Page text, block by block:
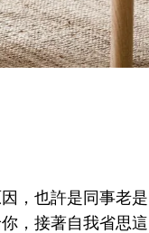
，也許是同事老是
，接著自我省思這